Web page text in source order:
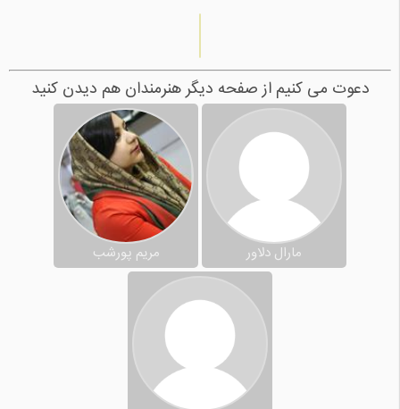
دعوت می کنیم از صفحه دیگر هنرمندان هم دیدن کنید
مارال دلاور مریم پورشب